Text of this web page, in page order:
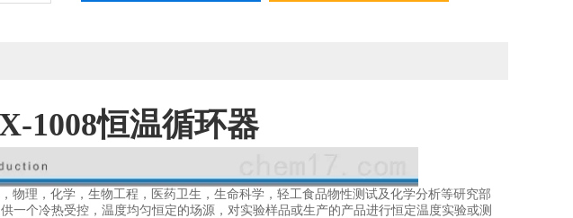
1008恒温循环器
物理，化学，生物工程，医药卫生，生命科学，轻工食品物性测试及化学分析等研究部
一个冷热受控，温度均匀恒定的场源，对实验样品或生产的产品进行恒定温度实验或测